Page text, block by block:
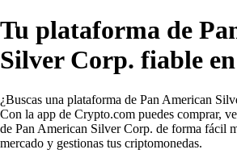
Tu plataforma de
Silver Corp. fiable
¿Buscas una plataforma de Pan American
Con la app de Crypto.com puedes comprar,
de Pan American Silver Corp. de forma fácil
mercado y gestionas tus criptomonedas.